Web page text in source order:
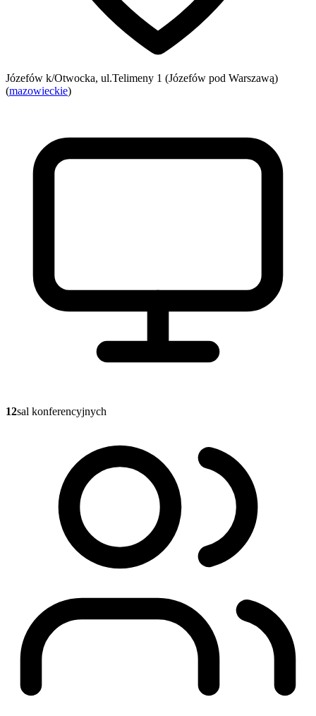
Józefów k/Otwocka, ul.Telimeny 1 (Józefów pod Warszawą)
(mazowieckie)
12sal konferencyjnych